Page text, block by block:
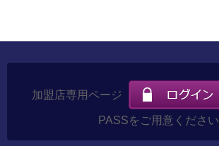
加盟店専用ページ
PASSをご用意ください